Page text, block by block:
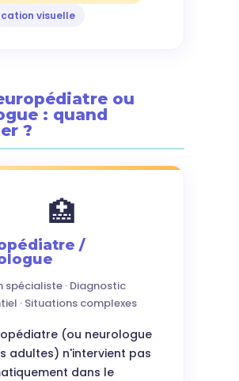
visuelle
ou
: quand
?
🏥
/
spécialiste · Diagnostic
· Situations complexes
(ou neurologue
adultes) n'intervient pas
dans le